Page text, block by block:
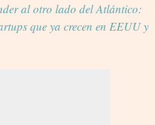
al otro lado del Atlántico:
que ya crecen en EEUU y